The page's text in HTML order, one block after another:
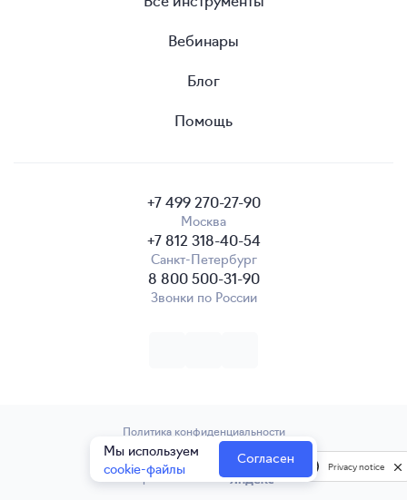
Вебинары
Блог
Помощь
+7 499 270-27-90
Москва
+7 812 318-40-54
Санкт-Петербург
8 800 500-31-90
Звонки по России
2008—2026 elama.ru
Политика конфиденциальности
Проект компании
Мы используем
cookie-файлы
Согласен Privacy notice